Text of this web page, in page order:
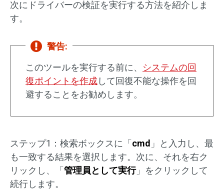
次にドライバーの検証を実行する方法を紹介しま
す。
警告:
このツールを実行する前に、 システムの回
復ポイントを作成して回復不能な操作を回
避することをお勧めします。
ステップ1：検索ボックスに「 cmd 」と入力し、最
も一致する結果を選択します。次に、それを右ク
リックし、「 管理員として実行」をクリックして
続行します。